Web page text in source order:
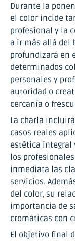
Durante la
el color incide
profesional y la
a ir más allá del
profundizará en
determinados
personales y
autoridad o
cercanía o
La charla
casos reales
estética integral
los
inmediata las
servicios.
del color, su
importancia de
cromáticas con
El objetivo final